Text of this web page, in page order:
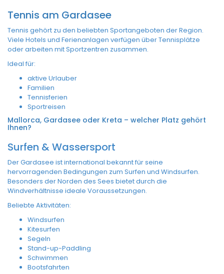
Tennis am Gardasee
Tennis gehört zu den beliebten Sportangeboten der Region.
Viele Hotels und Ferienanlagen verfügen über Tennisplätze
oder arbeiten mit Sportzentren zusammen.
Ideal für:
aktive Urlauber
Familien
Tennisferien
Sportreisen
Mallorca, Gardasee oder Kreta – welcher Platz gehört
Ihnen?
Surfen & Wassersport
Der Gardasee ist international bekannt für seine
hervorragenden Bedingungen zum Surfen und Windsurfen.
Besonders der Norden des Sees bietet durch die
Windverhältnisse ideale Voraussetzungen.
Beliebte Aktivitäten:
Windsurfen
Kitesurfen
Segeln
Stand-up-Paddling
Schwimmen
Bootsfahrten